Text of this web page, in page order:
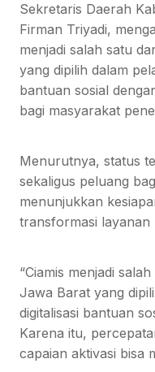
Sekretaris Daerah
Firman Triyadi,
menjadi salah satu
yang dipilih dalam
bantuan sosial
bagi masyarakat
Menurutnya, status
sekaligus peluang
menunjukkan
transformasi layanan
“Ciamis menjadi
Jawa Barat yang
digitalisasi bantuan
Karena itu,
capaian aktivasi bisa